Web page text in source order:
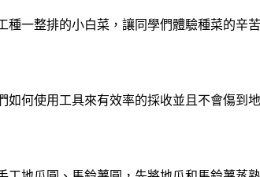
一整排的小白菜，讓同學們體驗種菜的
何使用工具來有效率的採收並且不會傷到